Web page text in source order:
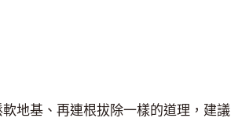
軟地基、再連根拔除一樣的道理，建議